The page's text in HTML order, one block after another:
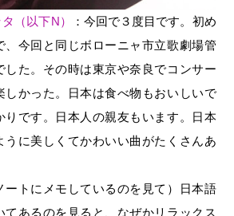
（以下N）
：今回で３度目です。初め
、今回と同じボローニャ市立歌劇場管
した。その時は東京や奈良でコンサー
しかった。日本は食べ物もおいしいで
りです。日本人の親友もいます。日本
うに美しくてかわいい曲がたくさんあ
ートにメモしているのを見て）日本語
てあるのを見ると、なぜかリラックス